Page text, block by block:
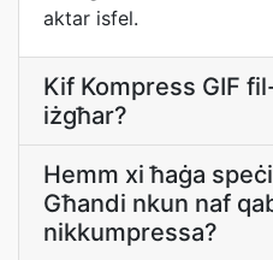
aktar isfel.
Kif Kompress GIF
iżgħar?
Hemm xi ħaġa
Għandi nkun naf
nikkumpressa?